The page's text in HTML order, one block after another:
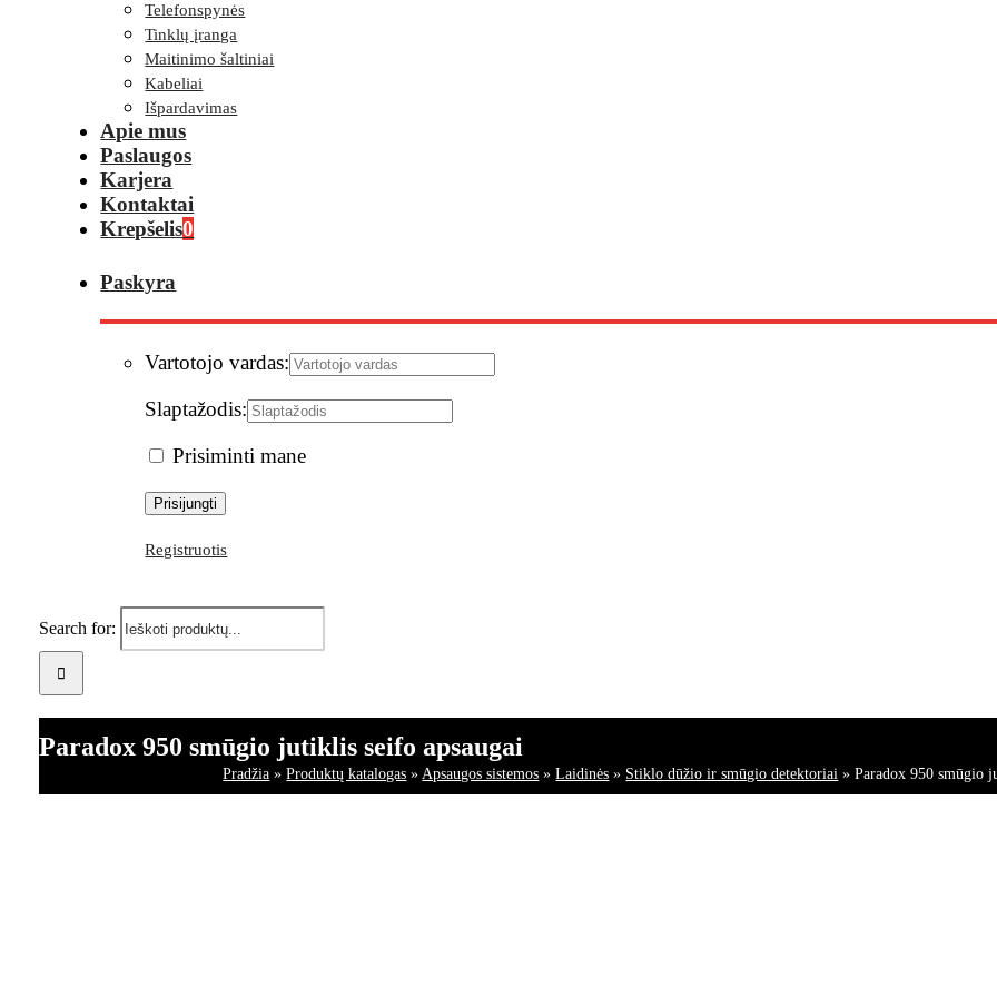
Telefonspynės
Tinklų įranga
Maitinimo šaltiniai
Kabeliai
Išpardavimas
Apie mus
Paslaugos
Karjera
Kontaktai
Krepšelis0
Paskyra
Vartotojo vardas:
Slaptažodis:
Prisiminti mane
Registruotis
Search for:
Paradox 950 smūgio jutiklis seifo apsaugai
Pradžia »Produktų katalogas »Apsaugos sistemos »Laidinės » Stiklo dūžio ir smūgio detektoriai »Paradox 950 smūgio